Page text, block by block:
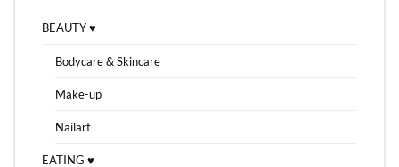
BEAUTY ♥
Bodycare & Skincare
Make-up
Nailart
EATING ♥